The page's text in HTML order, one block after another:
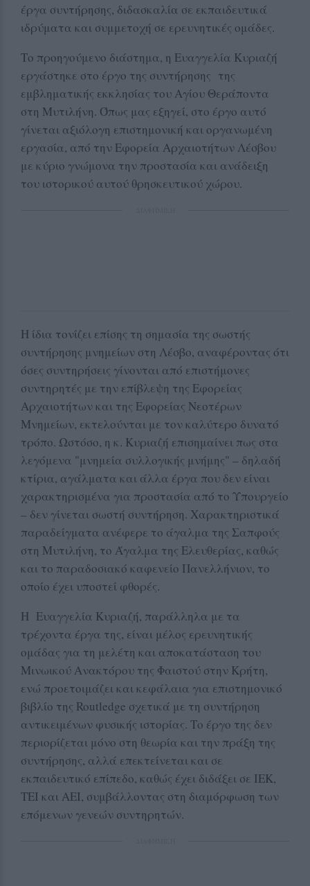
έργα συντήρησης, διδασκαλία σε εκπαιδευτικά
ιδρύματα και συμμετοχή σε ερευνητικές ομάδες.
Το προηγούμενο διάστημα, η Ευαγγελία Κυριαζή
εργάστηκε στο έργο της συντήρησης της
εμβληματικής εκκλησίας του Αγίου Θεράποντα
στη Μυτιλήνη. Όπως μας εξηγεί, στο έργο αυτό
γίνεται αξιόλογη επιστημονική και οργανωμένη
εργασία, από την Εφορεία Αρχαιοτήτων Λέσβου
με κύριο γνώμονα την προστασία και ανάδειξη
του ιστορικού αυτού θρησκευτικού χώρου.
Η ίδια τονίζει επίσης τη σημασία της σωστής
συντήρησης μνημείων στη Λέσβο, αναφέροντας ότι
όσες συντηρήσεις γίνονται από επιστήμονες
συντηρητές με την επίβλεψη της Εφορείας
Αρχαιοτήτων και της Εφορείας Νεοτέρων
Μνημείων, εκτελούνται με τον καλύτερο δυνατό
τρόπο. Ωστόσο, η κ. Κυριαζή επισημαίνει πως στα
λεγόμενα "μνημεία συλλογικής μνήμης" – δηλαδή
κτίρια, αγάλματα και άλλα έργα που δεν είναι
χαρακτηρισμένα για προστασία από το Υπουργείο
– δεν γίνεται σωστή συντήρηση. Χαρακτηριστικά
παραδείγματα ανέφερε το άγαλμα της Σαπφούς
στη Μυτιλήνη, το Άγαλμα της Ελευθερίας, καθώς
και το παραδοσιακό καφενείο Πανελλήνιον, το
οποίο έχει υποστεί φθορές.
Η Ευαγγελία Κυριαζή, παράλληλα με τα
τρέχοντα έργα της, είναι μέλος ερευνητικής
ομάδας για τη μελέτη και αποκατάσταση του
Μινωικού Ανακτόρου της Φαιστού στην Κρήτη,
ενώ προετοιμάζει και κεφάλαια για επιστημονικό
βιβλίο της Routledge σχετικά με τη συντήρηση
αντικειμένων φυσικής ιστορίας. Το έργο της δεν
περιορίζεται μόνο στη θεωρία και την πράξη της
συντήρησης, αλλά επεκτείνεται και σε
εκπαιδευτικό επίπεδο, καθώς έχει διδάξει σε ΙΕΚ,
ΤΕΙ και ΑΕΙ, συμβάλλοντας στη διαμόρφωση των
επόμενων γενεών συντηρητών.